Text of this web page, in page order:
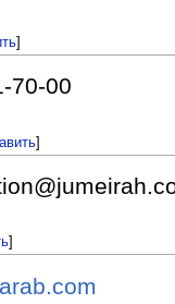
]
70-00
]
]